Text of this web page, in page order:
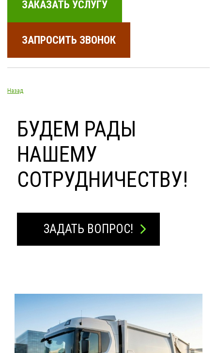
ЗАКАЗАТЬ УСЛУГУ
ЗАПРОСИТЬ ЗВОНОК
Назад
БУДЕМ РАДЫ
НАШЕМУ
СОТРУДНИЧЕСТВУ!
ЗАДАТЬ ВОПРОС!